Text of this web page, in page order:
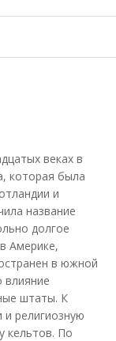
веках в
которая была
и
название
долгое
Америке,
в южной
влияние
штаты. К
и религиозную
кельтов. По